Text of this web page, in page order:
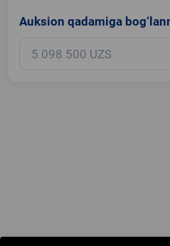
Auksion qadamiga